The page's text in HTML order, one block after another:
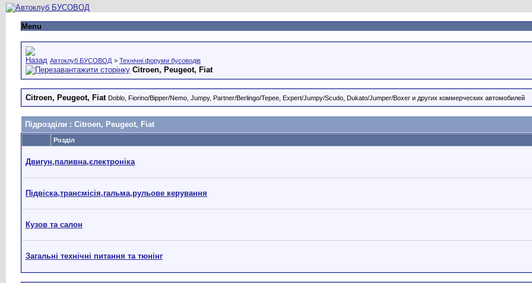
Menu
Автоклуб БУСОВОД > Технічні форуми бусоводів
Citroen, Peugeot, Fiat
Citroen, Peugeot, Fiat Doblo, Fiorino/Bipper/Nemo, Jumpy, Partner/Berlingo/Tepee, Expert/Jumpy/Scudo, Dukato/Jumper/Boxer и других коммерческих автомобилей
Підрозділи : Citroen, Peugeot, Fiat
Розділ
Двигун,паливна,єлектроніка
Підвіска,трансмісія,гальма,рульове керування
Кузов та салон
Загальні технічні питання та тюнінг